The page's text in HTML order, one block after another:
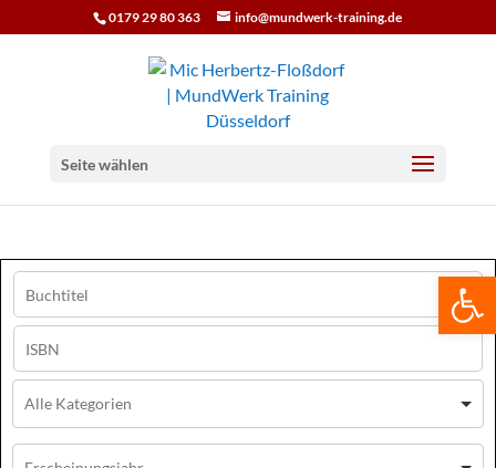
0179 29 80 363 info@mundwerk-training.de
Seite wählen